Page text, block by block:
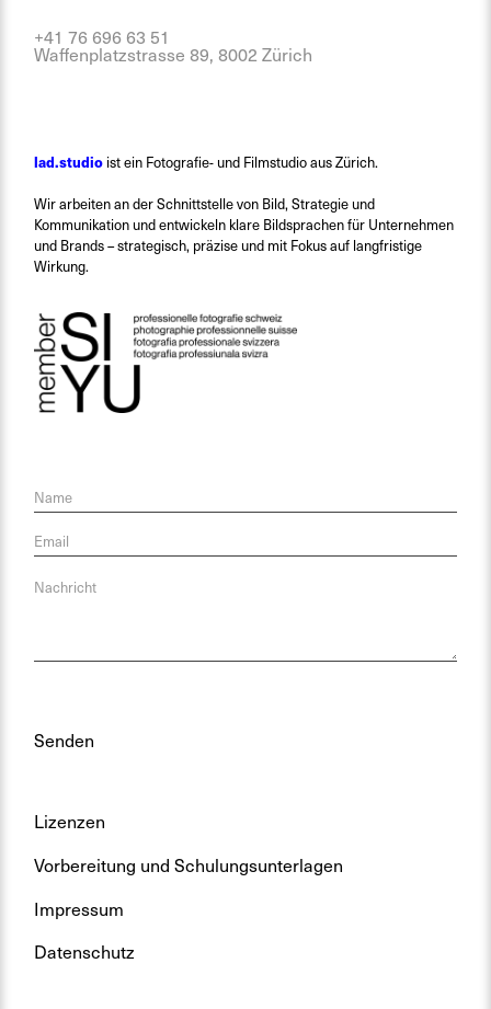
Lizenzen
Vorbereitung und Schulungsunterlagen
Impressum
Datenschutz
+41 76 696 63 51
Waffenplatzstrasse 89, 8002 Zürich
lad.studio ist ein Fotografie- und Filmstudio aus Zürich.
Wir arbeiten an der Schnittstelle von Bild, Strategie und
Kommunikation und entwickeln klare Bildsprachen für Unternehmen
und Brands – strategisch, präzise und mit Fokus auf langfristige
Wirkung.